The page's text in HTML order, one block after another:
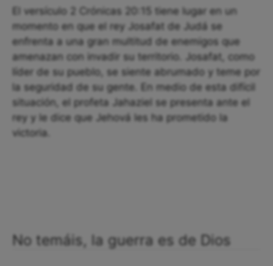
El versículo 2 Crónicas 20:15 tiene lugar en un
momento en que el rey Josafat de Judá se
enfrenta a una gran multitud de enemigos que
amenazan con invadir su territorio. Josafat, como
líder de su pueblo, se siente abrumado y teme por
la seguridad de su gente. En medio de esta difícil
situación, el profeta Jahaziel se presenta ante el
rey y le dice que Jehová les ha prometido la
victoria.
No temáis, la guerra es de Dios